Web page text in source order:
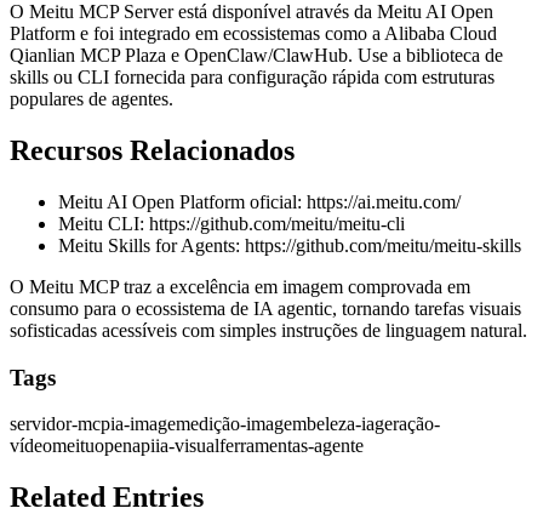
O Meitu MCP Server está disponível através da Meitu AI Open
Platform e foi integrado em ecossistemas como a Alibaba Cloud
Qianlian MCP Plaza e OpenClaw/ClawHub. Use a biblioteca de
skills ou CLI fornecida para configuração rápida com estruturas
populares de agentes.
Recursos Relacionados
Meitu AI Open Platform oficial: https://ai.meitu.com/
Meitu CLI: https://github.com/meitu/meitu-cli
Meitu Skills for Agents: https://github.com/meitu/meitu-skills
O Meitu MCP traz a excelência em imagem comprovada em
consumo para o ecossistema de IA agentic, tornando tarefas visuais
sofisticadas acessíveis com simples instruções de linguagem natural.
Tags
servidor-mcpia-imagemedição-imagembeleza-iageração-
vídeomeituopenapiia-visualferramentas-agente
Related Entries